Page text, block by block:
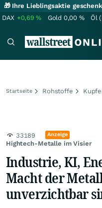
🎁 Ihre Lieblingsaktie
DAX +0,69% Gold 0,00 % Öl
Startseite Rohstoffe
Hightech-Metalle im Visier
33189 Anzeige
Industrie, KI,
Macht der
unverzichtbar